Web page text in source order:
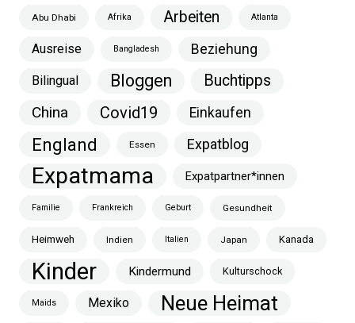
Abu Dhabi Afrika Arbeiten Atlanta
Ausreise Bangladesh Beziehung
Bilingual Bloggen
Buchtipps
China
Covid19 Einkaufen
England Essen Expatblog
Expatmama Expatpartner*innen
Familie Frankreich Geburt Gesundheit
Heimweh Indien Italien Japan Kanada
Kinder Kindermund Kulturschock
Maids Mexiko Neue Heimat